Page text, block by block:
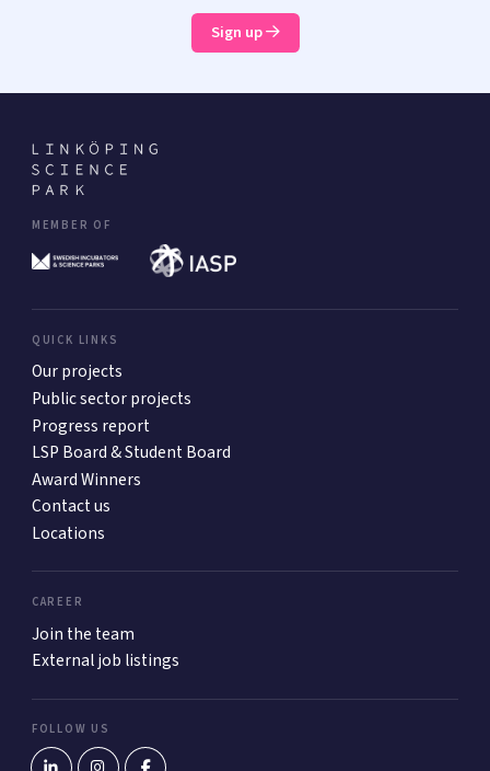
Sign up
MEMBER OF
QUICK LINKS
Our projects
Public sector projects
Progress report
LSP Board & Student Board
Award Winners
Contact us
Locations
CAREER
Join the team
External job listings
FOLLOW US